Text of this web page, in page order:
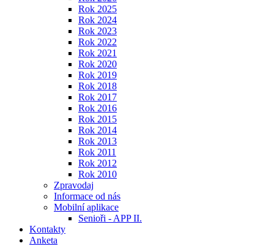
Rok 2025
Rok 2024
Rok 2023
Rok 2022
Rok 2021
Rok 2020
Rok 2019
Rok 2018
Rok 2017
Rok 2016
Rok 2015
Rok 2014
Rok 2013
Rok 2011
Rok 2012
Rok 2010
Zpravodaj
Informace od nás
Mobilní aplikace
Senioři - APP II.
Kontakty
Anketa